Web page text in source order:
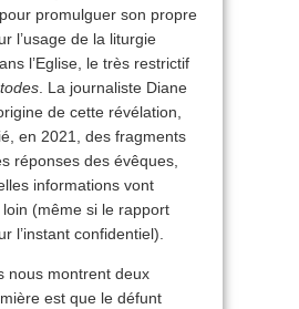
promulguer son propre
l’usage de la liturgie
l’Eglise, le très restrictif
. La journaliste Diane
de cette révélation,
en 2021, des fragments
réponses des évêques,
informations vont
(même si le rapport
l’instant confidentiel).
nous montrent deux
est que le défunt